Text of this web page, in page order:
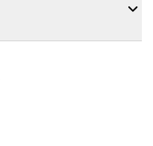
